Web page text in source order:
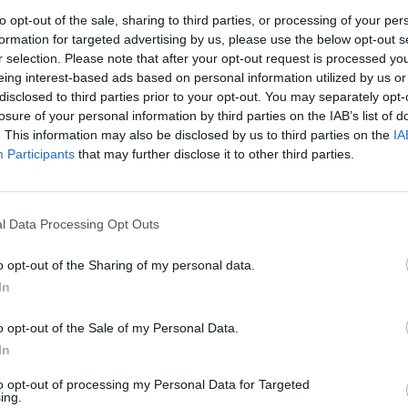
opt-out of the sale, sharing to third parties, or processing of your
for targeted advertising by us, please use the below opt-out
selection. Please note that after your opt-out request is processed
interest-based ads based on personal information utilized by us
to third parties prior to your opt-out. You may separately
of your personal information by third parties on the IAB’s list of
This information may also be disclosed by us to third parties on the
Participants that may further disclose it to other third parties.
Data Processing Opt Outs
opt-out of the Sharing of my personal data.
opt-out of the Sale of my Personal Data.
opt-out of processing my Personal Data for Targeted
φερόντων στοιχείων κερκίδων,
κάτω από τις κερκίδες,
νότιας & βόρειας κερκίδας,
του περιβάλλοντος χώρου,
εξωτερικού διαδρόμου νότιας
προσβασιμότητας από ΑμεΑ,